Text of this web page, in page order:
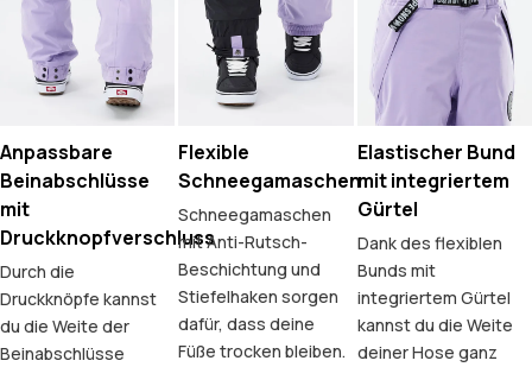
Anpassbare
Beinabschlüsse
mit
Druckknopfverschluss
Durch die
Druckknöpfe kannst
du die Weite der
Beinabschlüsse
Flexible
Schneegamaschen
Schneegamaschen
mit Anti-Rutsch-
Beschichtung und
Stiefelhaken sorgen
dafür, dass deine
Füße trocken bleiben.
Elastischer Bund
mit integriertem
Gürtel
Dank des flexiblen
Bunds mit
integriertem Gürtel
kannst du die Weite
deiner Hose ganz